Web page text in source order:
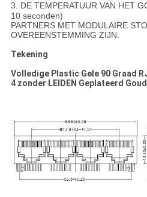
3. DE TEMPERATUUR VAN HET
10 seconden)
PARTNERS MET MODULAIRE
OVEREENSTEMMING ZIJN.
Tekening
Volledige Plastic Gele 90 Graad
4 zonder LEIDEN Geplateerd Goud